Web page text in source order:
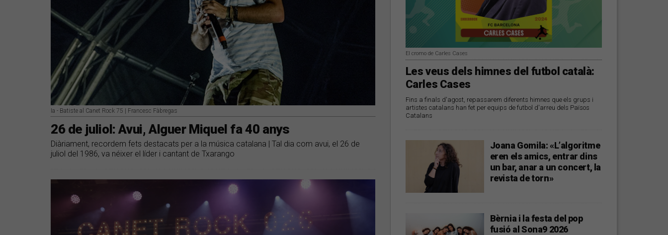
Ia - Batiste al Canet Rock 75 | Francesc Fàbregas
26 de juliol: Avui, Alguer Miquel fa 40 anys
Diàriament, recordem fets destacats per a la música catalana | Tal dia com avui, el 26 de
juliol del 1986, va néixer el líder i cantant de Txarango
El cromo de Carles Cases
Les veus dels himnes del futbol català:
Carles Cases
Fins a finals d'agost, repassarem diferents himnes que els grups i
artistes catalans han fet per equips de futbol d'arreu dels Països
Catalans
Joana Gomila: «L’algoritme
eren els amics, entrar dins
un bar, anar a un concert, la
revista de torn»
Bèrnia i la festa del pop
fusió al Sona9 2026